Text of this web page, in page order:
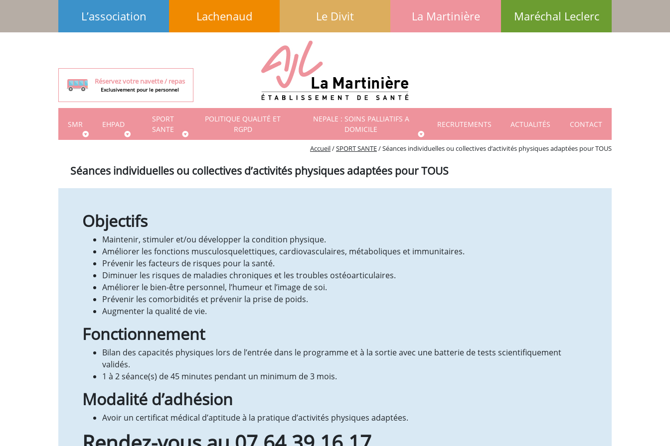
L’association Lachenaud Le Divit La Martinière Maréchal Leclerc
Réservez votre navette / repas
Exclusivement pour le personnel
SMR EHPAD
SPORT
SANTE
POLITIQUE QUALITÉ ET
RGPD
NEPALE : SOINS PALLIATIFS A
DOMICILE
RECRUTEMENTS ACTUALITÉS CONTACT
Accueil/SPORT SANTE/Séances individuelles ou collectives d’activités physiques adaptées pour TOUS
Séances individuelles ou collectives d’activités physiques adaptées pour TOUS
Objectifs
Maintenir, stimuler et/ou développer la condition physique.
Améliorer les fonctions musculosquelettiques, cardiovasculaires, métaboliques et immunitaires.
Prévenir les facteurs de risques pour la santé.
Diminuer les risques de maladies chroniques et les troubles ostéoarticulaires.
Améliorer le bien-être personnel, l’humeur et l’image de soi.
Prévenir les comorbidités et prévenir la prise de poids.
Augmenter la qualité de vie.
Fonctionnement
Bilan des capacités physiques lors de l’entrée dans le programme et à la sortie avec une batterie de tests scientifiquement
validés.
1 à 2 séance(s) de 45 minutes pendant un minimum de 3 mois.
Modalité d’adhésion
Avoir un certificat médical d’aptitude à la pratique d’activités physiques adaptées.